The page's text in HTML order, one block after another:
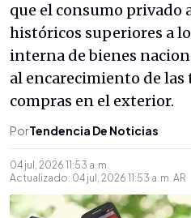
que el consumo privado
históricos superiores a
interna de bienes
al encarecimiento de las
compras en el exterior.
PorTendencia De Noticias
04 jul, 2026 11:53 a. m.
Actualizado: 04 jul, 2026 11:53 a. m. AR